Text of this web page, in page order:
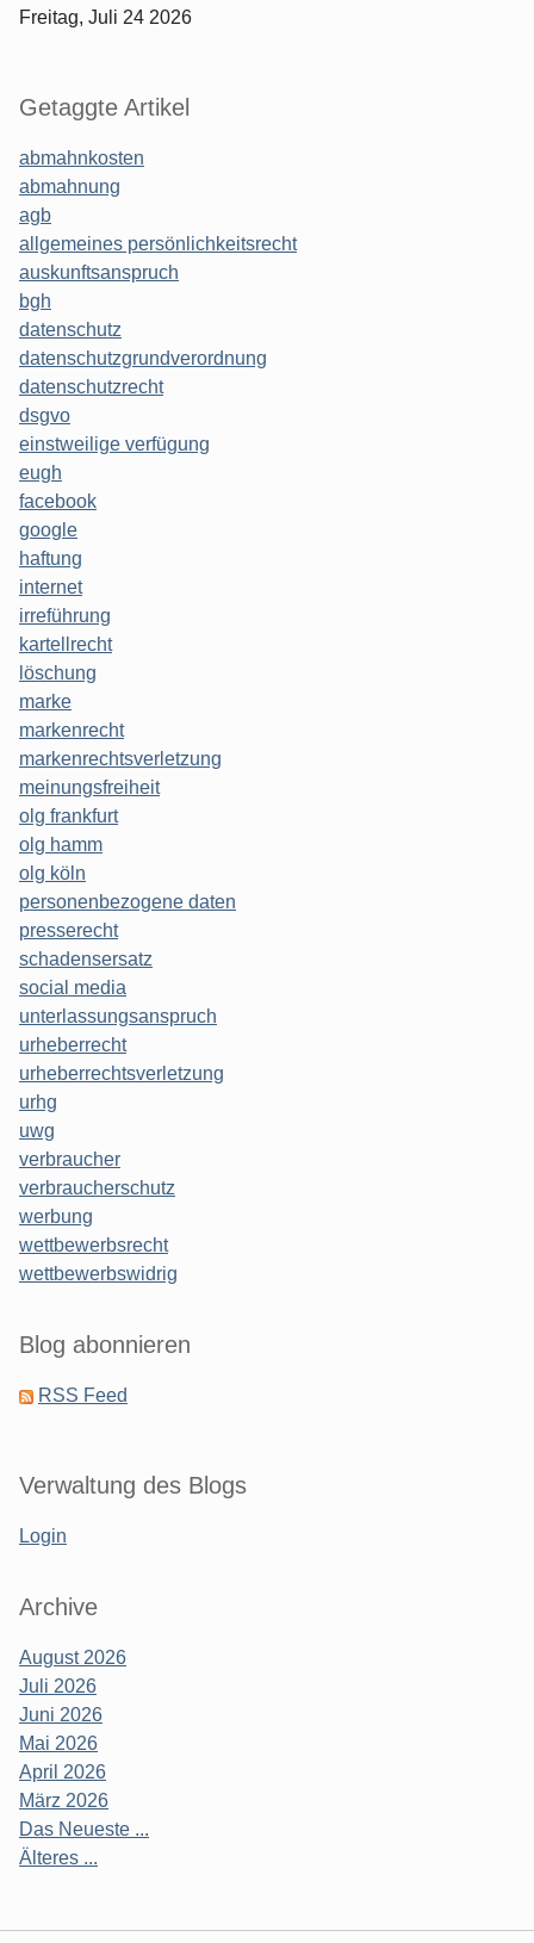
Freitag, Juli 24 2026
Getaggte Artikel
abmahnkosten
abmahnung
agb
allgemeines persönlichkeitsrecht
auskunftsanspruch
bgh
datenschutz
datenschutzgrundverordnung
datenschutzrecht
dsgvo
einstweilige verfügung
eugh
facebook
google
haftung
internet
irreführung
kartellrecht
löschung
marke
markenrecht
markenrechtsverletzung
meinungsfreiheit
olg frankfurt
olg hamm
olg köln
personenbezogene daten
presserecht
schadensersatz
social media
unterlassungsanspruch
urheberrecht
urheberrechtsverletzung
urhg
uwg
verbraucher
verbraucherschutz
werbung
wettbewerbsrecht
wettbewerbswidrig
Blog abonnieren
RSS Feed
Verwaltung des Blogs
Login
Archive
August 2026
Juli 2026
Juni 2026
Mai 2026
April 2026
März 2026
Das Neueste ...
Älteres ...